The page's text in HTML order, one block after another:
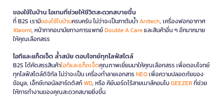
ของใช้ในบ้าน ไอเทมที่ช่วยให้ชีวิตสะดวกสบายขึ้น
ที่ B2S เรามีของใช้ในบ้านครบครัน ไม่ว่าจะเป็นกาต้มน้ำAnitech, เครื่องฟอกอากาศ
Xiaomi, หน้ากากอนามัยทางการแพทย์Double A Careและสินค้าอื่น ๆ อีกมากมาย
ให้คุณเลือกสรร
ไอทีและแก็ดเจ็ต ล้ำสมัย ตอบโจทย์ทุกไลฟ์สไตล์
B2S ได้คัดสรรสินค้าไอทีและแก็ดเจ็ตคุณภาพเยี่ยมมาให้คุณเลือกสรร เพื่อตอบโจทย์
ทุกไลฟ์สไตล์ดิจิทัล ไม่ว่าจะเป็น เครื่องทำลายเอกสารNEOเพื่อความปลอดภัยของ
ข้อมูล, เอ็กซ์เทอนัลฮาร์ดดิสก์WD, หรือ คีย์บอร์ดไร้สายเมาส์คอมโบGEEZERที่ช่วย
ให้การทำงานของคุณสะดวกสบายยิ่งขึ้น